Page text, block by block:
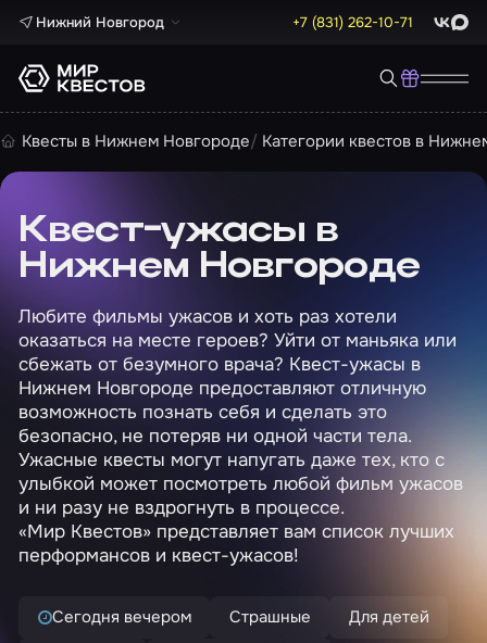
Нижний Новгород +7 (831) 262-10-71 Max
Квесты в Нижнем Новгороде Категории квестов в
Квест-ужасы в
Нижнем Новгороде
Любите фильмы ужасов и хоть раз хотели
оказаться на месте героев? Уйти от маньяка или
сбежать от безумного врача? Квест-ужасы в
Нижнем Новгороде предоставляют отличную
возможность познать себя и сделать это
безопасно, не потеряв ни одной части тела.
Ужасные квесты могут напугать даже тех, кто с
улыбкой может посмотреть любой фильм ужасов
и ни разу не вздрогнуть в процессе.
«Мир Квестов» представляет вам список лучших
перформансов и квест-ужасов!
Сегодня вечером Страшные
Для детей